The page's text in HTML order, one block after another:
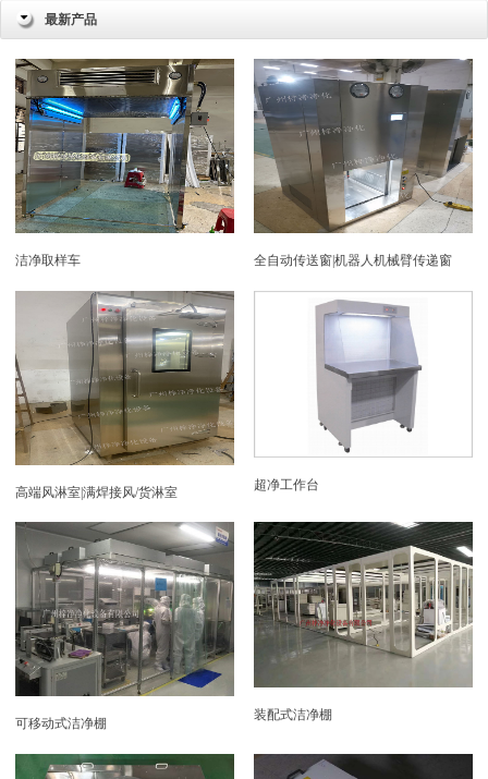
最新产品
洁净取样车 全自动传送窗|机器人机械臂传递窗
高端风淋室|满焊接风/货淋室 超净工作台
可移动式洁净棚
装配式洁净棚